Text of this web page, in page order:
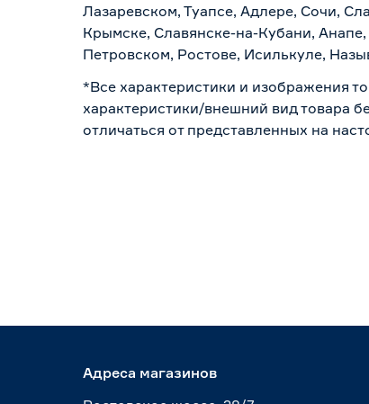
Лазаревском, Туапсе, Адлере, Сочи,
Крымске, Славянске-на-Кубани,
Петровском, Ростове, Исилькуле,
*Все характеристики и изображения
характеристики/внешний вид товара
отличаться от представленных на
Адреса магазинов